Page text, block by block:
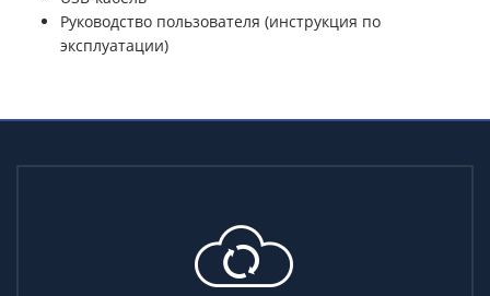
Руководство пользователя (инструкция по
эксплуатации)